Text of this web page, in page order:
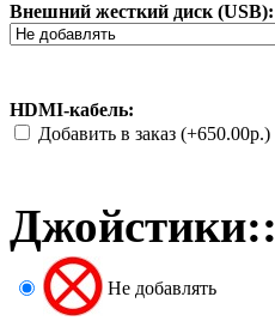
Внешний жесткий диск (USB):
HDMI-кабель:
Добавить в заказ (+650.00р.)
Джойстики::
Не добавлять